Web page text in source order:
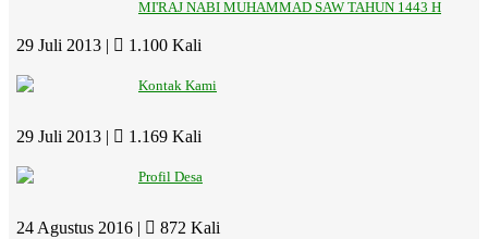
MI'RAJ NABI MUHAMMAD SAW TAHUN 1443 H
29 Juli 2013 | 1.100 Kali
Kontak Kami
29 Juli 2013 | 1.169 Kali
Profil Desa
24 Agustus 2016 | 872 Kali